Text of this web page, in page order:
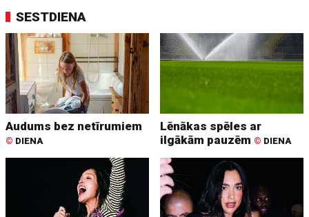
SESTDIENA
Audums bez netīrumiem
© DIENA
Lēnākas spēles ar
ilgākām pauzēm © DIENA